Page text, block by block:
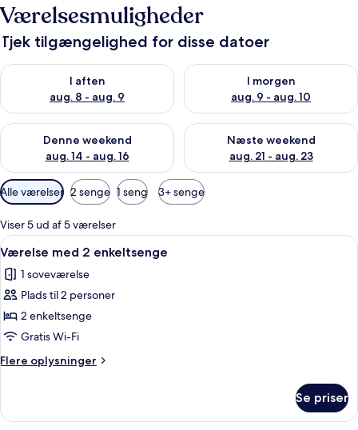
Værelsesmuligheder
Tjek tilgængelighed for disse datoer
I aften
aug. 8 - aug. 9
Tjek tilgængelighed for i aften aug. 8 - aug. 9
I morgen
aug. 9 - aug. 10
Tjek tilgængelighed for i
Denne weekend
aug. 14 - aug. 16
Tjek tilgængelighed for denne weekend aug. 14 - aug. 16
Næste weekend
aug. 21 - aug. 23
Tjek tilgængelighed for næste
Tilgængelige
filtre
for
værelser
Alle værelser 2 senge 1 seng 3+ senge
Viser 5 ud af 5 værelser
Indlæs
alle
billeder
af
Værelse
med
2
enkeltsenge
Et hotelværelse med to senge, et
6
Værelse med 2 enkeltsenge
1 soveværelse
Plads til 2 personer
2 enkeltsenge
Gratis Wi-Fi
Flere oplysninger
Flere
med
Se priser